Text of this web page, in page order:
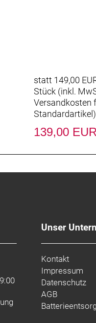
statt 149,00
Stück (inkl.
Versandkosten
Standardartikel)
139,00 EUR
Unser
Kontakt
Impressum
Datenschutz
AGB